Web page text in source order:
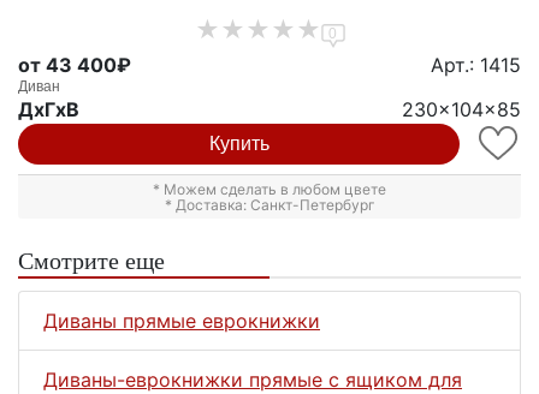
0
от 43 400₽ Арт.: 1415
Диван
ДxГxВ 230x104x85
Купить
* Можем сделать в любом цвете
* Доставка: Санкт-Петербург
Смотрите еще
Диваны прямые еврокнижки
Диваны-еврокнижки прямые с ящиком для